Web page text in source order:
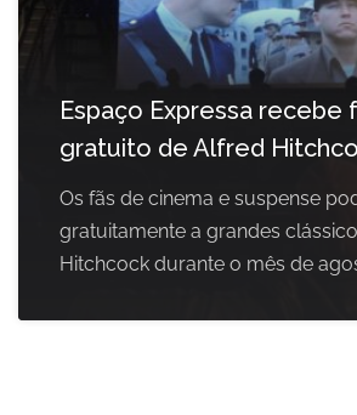
Espaço Expressa recebe
gratuito de Alfred
Os fãs de cinema e suspense
gratuitamente a grandes
Hitchcock durante o mês de